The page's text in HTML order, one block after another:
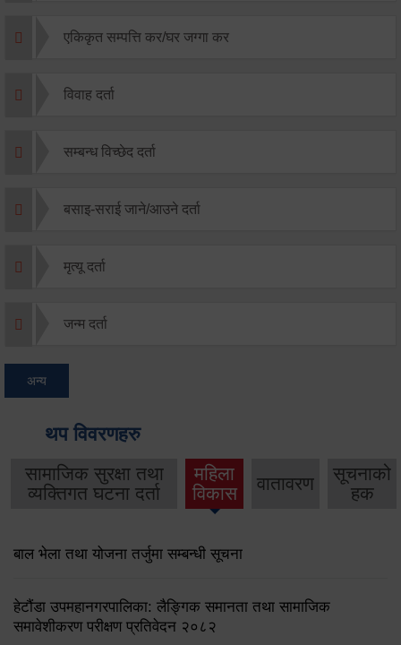
एकिकृत सम्पत्ति कर/घर जग्गा कर
विवाह दर्ता
सम्बन्ध विच्छेद दर्ता
बसाइ-सराई जाने/आउने दर्ता
मृत्यू दर्ता
जन्म दर्ता
अन्य
थप विवरणहरु
सामाजिक सुरक्षा तथा
व्यक्तिगत घटना दर्ता
महिला
विकास
वातावरण
सूचनाको
हक
बाल भेला तथा योजना तर्जुमा सम्बन्धी सूचना
हेटौंडा उपमहानगरपालिका: लैङ्गिक समानता तथा सामाजिक
समावेशीकरण परीक्षण प्रतिवेदन २०८२